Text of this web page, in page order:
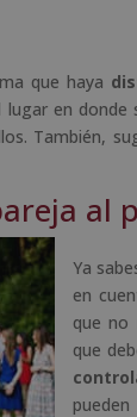
que haya
en
También,
al
Ya
en
que no
que